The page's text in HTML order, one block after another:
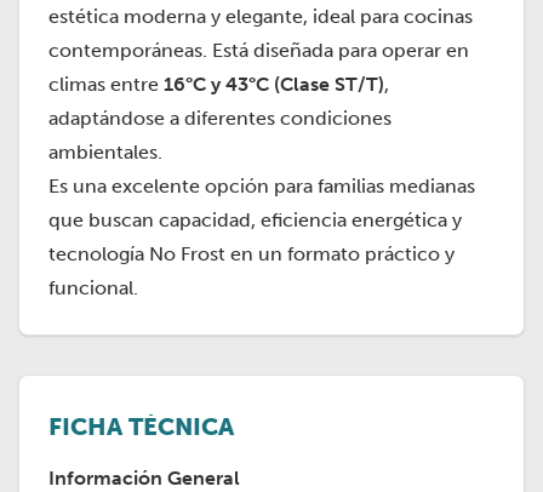
estética moderna y elegante, ideal para cocinas
contemporáneas. Está diseñada para operar en
climas entre 16°C y 43°C (Clase ST/T),
adaptándose a diferentes condiciones
ambientales.
Es una excelente opción para familias medianas
que buscan capacidad, eficiencia energética y
tecnología No Frost en un formato práctico y
funcional.
FICHA TÉCNICA
Información General